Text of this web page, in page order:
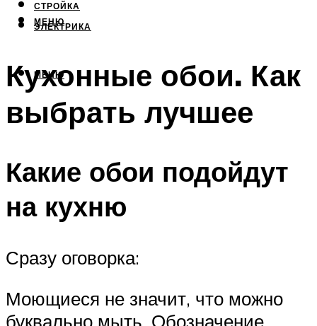
СТРОЙКА
ЭЛЕКТРИКА
МЕНЮ
МЕНЮ
Кухонные обои. Как
выбрать лучшее
Какие обои подойдут
на кухню
Сразу оговорка:
Моющиеся не значит, что можно
буквально мыть. Обозначение